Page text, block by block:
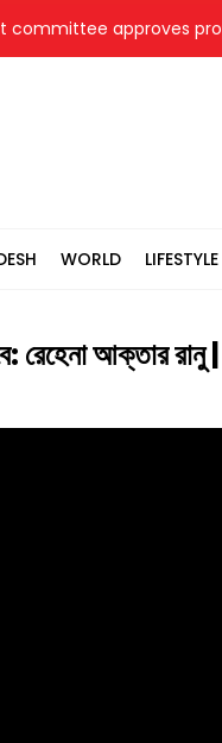
approves
WORLD LIFESTYLE
হবে: রেহেনা